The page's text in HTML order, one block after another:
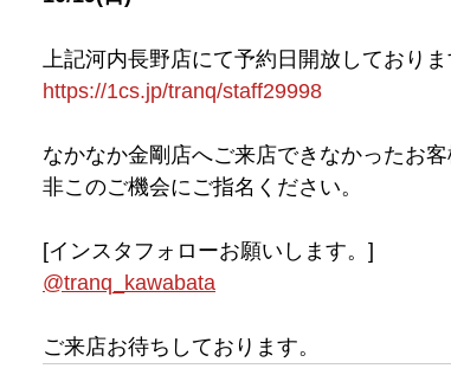
上記河内長野店にて予約日開放しておりま
https://1cs.jp/tranq/staff29998
なかなか金剛店へご来店できなかったお
非このご機会にご指名ください。
[インスタフォローお願いします。]
@tranq_kawabata
ご来店お待ちしております。